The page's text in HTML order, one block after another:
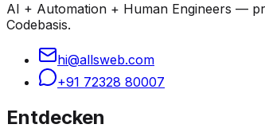
AI + Automation + Human Engineers —
Codebasis.
hi@allsweb.com
+91 72328 80007
Entdecken